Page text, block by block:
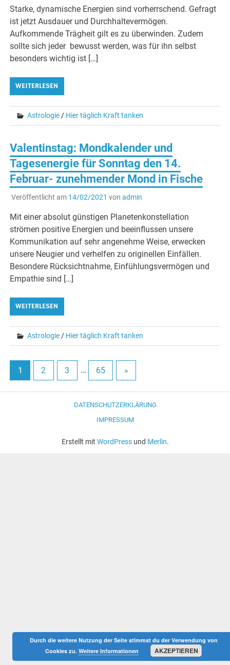
Starke, dynamische Energien sind vorherrschend. Gefragt
ist jetzt Ausdauer und Durchhaltevermögen.
Aufkommende Trägheit gilt es zu überwinden. Zudem
sollte sich jeder bewusst werden, was für ihn selbst
besonders wichtig ist […]
WEITERLESEN
Astrologie / Hier täglich Kraft tanken
Valentinstag: Mondkalender und
Tagesenergie für Sonntag den 14.
Februar- zunehmender Mond in Fische
Veröffentlicht am 14/02/2021 von admin
Mit einer absolut günstigen Planetenkonstellation
strömen positive Energien und beeinflussen unsere
Kommunikation auf sehr angenehme Weise, erwecken
unsere Neugier und verhelfen zu originellen Einfällen.
Besondere Rücksichtnahme, Einfühlungsvermögen und
Empathie sind […]
WEITERLESEN
Astrologie / Hier täglich Kraft tanken
1 2 3 … 65 »
DATENSCHUTZERKLÄRUNG
IMPRESSUM
Erstellt mit WordPressund Merlin.
Durch die weitere Nutzung der Seite stimmst du der Verwendung von
Cookies zu.Weitere Informationen AKZEPTIEREN